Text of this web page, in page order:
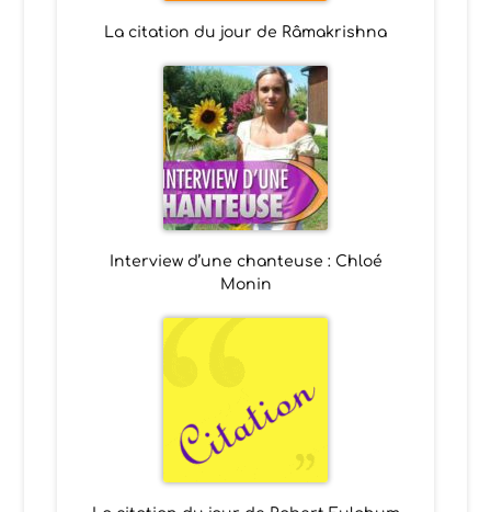
La citation du jour de Râmakrishna
Interview d’une chanteuse : Chloé
Monin